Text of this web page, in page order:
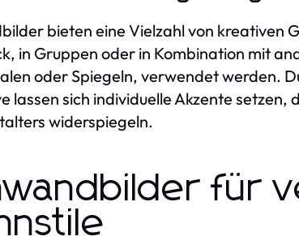
bieten eine Vielzahl von kreativen
in Gruppen oder in Kombination mit
oder Spiegeln, verwendet werden.
lassen sich individuelle Akzente setzen,
widerspiegeln.
für